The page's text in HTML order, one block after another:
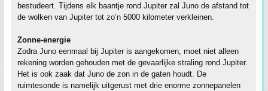
bestudeert. Tijdens elk baantje rond Jupiter zal Juno de afstand tot
de wolken van Jupiter tot zo’n 5000 kilometer verkleinen.
Zonne-energie
Zodra Juno eenmaal bij Jupiter is aangekomen, moet niet alleen
rekening worden gehouden met de gevaarlijke straling rond Jupiter.
Het is ook zaak dat Juno de zon in de gaten houdt. De
ruimtesonde is namelijk uitgerust met drie enorme zonnepanelen